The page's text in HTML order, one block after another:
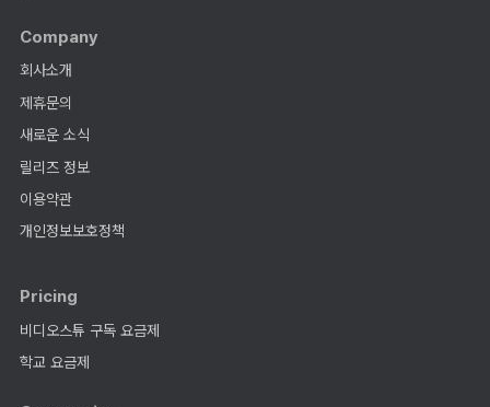
Company
회사소개
제휴문의
새로운 소식
릴리즈 정보
이용약관
개인정보보호정책
Pricing
비디오스튜 구독 요금제
학교 요금제